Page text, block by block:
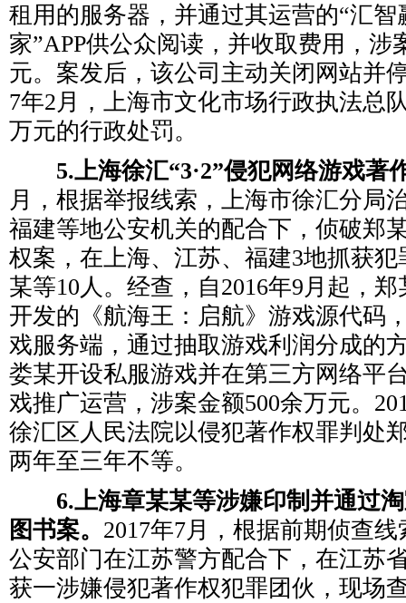
租用的服务器，并通过其运营的“汇智
家”APP供公众阅读，并收取费用，涉
元。案发后，该公司主动关闭网站并
7年2月，上海市文化市场行政执法总
万元的行政处罚。
5.上海徐汇“3·2”侵犯网络游戏著
月，根据举报线索，上海市徐汇分局
福建等地公安机关的配合下，侦破郑
权案，在上海、江苏、福建3地抓获
某等10人。经查，自2016年9月起，
开发的《航海王：启航》游戏源代码
戏服务端，通过抽取游戏利润分成的
娄某开设私服游戏并在第三方网络平
戏推广运营，涉案金额500余万元。
徐汇区人民法院以侵犯著作权罪判处
两年至三年不等。
6.上海章某某等涉嫌印制并通过淘
图书案。 2017年7月，根据前期侦查
公安部门在江苏警方配合下，在江苏
获一涉嫌侵犯著作权犯罪团伙，现场